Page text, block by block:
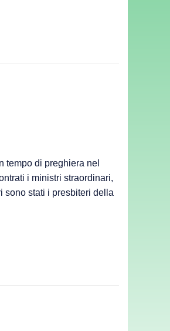
tempo di preghiera nel
i ministri straordinari,
sono stati i presbiteri della